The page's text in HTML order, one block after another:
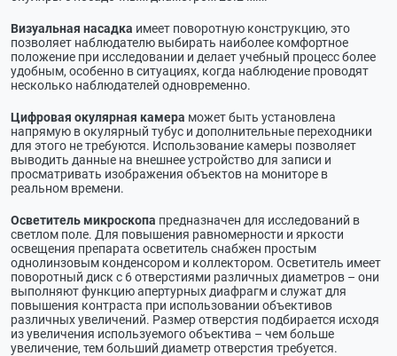
Визуальная насадка имеет поворотную конструкцию, это
позволяет наблюдателю выбирать наиболее комфортное
положение при исследовании и делает учебный процесс более
удобным, особенно в ситуациях, когда наблюдение проводят
несколько наблюдателей одновременно.
Цифровая окулярная камера может быть установлена
напрямую в окулярный тубус и дополнительные переходники
для этого не требуются. Использование камеры позволяет
выводить данные на внешнее устройство для записи и
просматривать изображения объектов на мониторе в
реальном времени.
Осветитель микроскопа предназначен для исследований в
светлом поле. Для повышения равномерности и яркости
освещения препарата осветитель снабжен простым
однолинзовым конденсором и коллектором. Осветитель имеет
поворотный диск с 6 отверстиями различных диаметров – они
выполняют функцию апертурных диафрагм и служат для
повышения контраста при использовании объективов
различных увеличений. Размер отверстия подбирается исходя
из увеличения используемого объектива – чем больше
увеличение, тем больший диаметр отверстия требуется.